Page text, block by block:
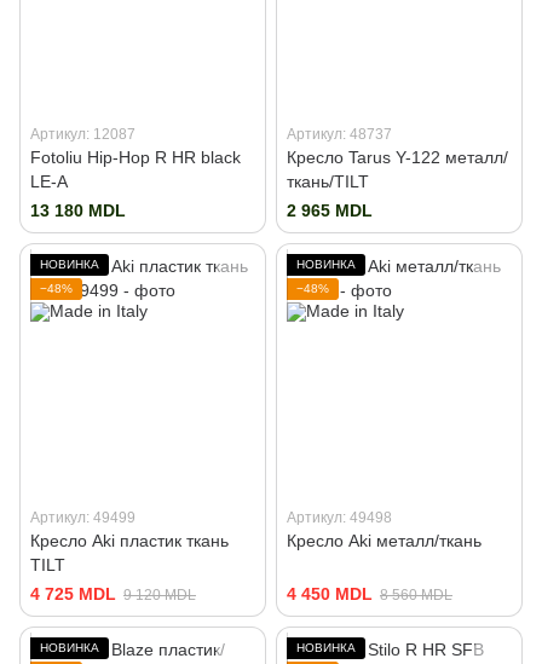
Артикул: 12087
Fotoliu Hip-Hop R HR black
LE-A
13 180 MDL
Артикул: 48737
Кресло Tarus Y-122 металл/
ткань/TILT
2 965 MDL
НОВИНКА
−48%
Артикул: 49499
Кресло Aki пластик ткань
TILT
4 725 MDL 9 120 MDL
НОВИНКА
−48%
Артикул: 49498
Кресло Aki металл/ткань
4 450 MDL 8 560 MDL
НОВИНКА
НОВИНКА